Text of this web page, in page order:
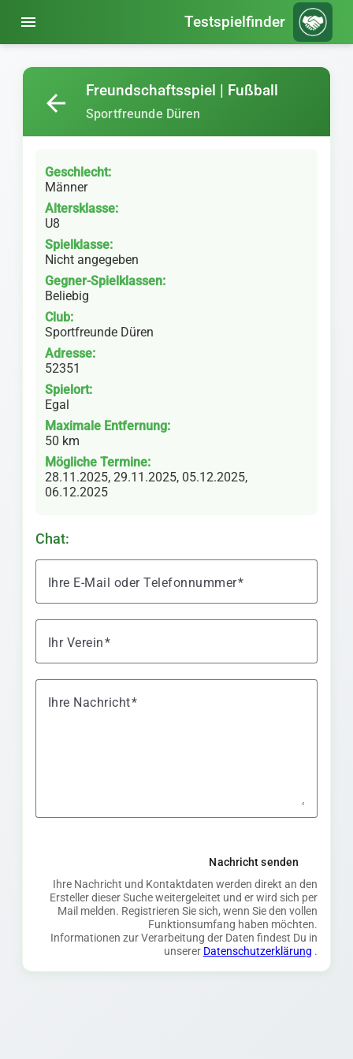
menu Testspielfinder
Freundschaftsspiel | Fußball
Sportfreunde Düren
arrow_back
Geschlecht:
Männer
Altersklasse:
U8
Spielklasse:
Nicht angegeben
Gegner-Spielklassen:
Beliebig
Club:
Sportfreunde Düren
Adresse:
52351
Spielort:
Egal
Maximale Entfernung:
50 km
Mögliche Termine:
28.11.2025, 29.11.2025, 05.12.2025,
06.12.2025
Chat:
Ihre E-Mail oder Telefonnummer
Ihr Verein
Ihre Nachricht
Nachricht senden
Ihre Nachricht und Kontaktdaten werden direkt an den
Ersteller dieser Suche weitergeleitet und er wird sich per
Mail melden. Registrieren Sie sich, wenn Sie den vollen
Funktionsumfang haben möchten.
Informationen zur Verarbeitung der Daten findest Du in
unserer Datenschutzerklärung .